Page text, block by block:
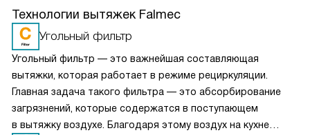
Технологии вытяжек Falmec
Угольный фильтр
Угольный фильтр — это важнейшая составляющая
вытяжки, которая работает в режиме рециркуляции.
Главная задача такого фильтра — это абсорбирование
загрязнений, которые содержатся в поступающем
в вытяжку воздухе. Благодаря этому воздух на кухне